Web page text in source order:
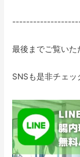
最後までご覧いた
SNSも是非チェ